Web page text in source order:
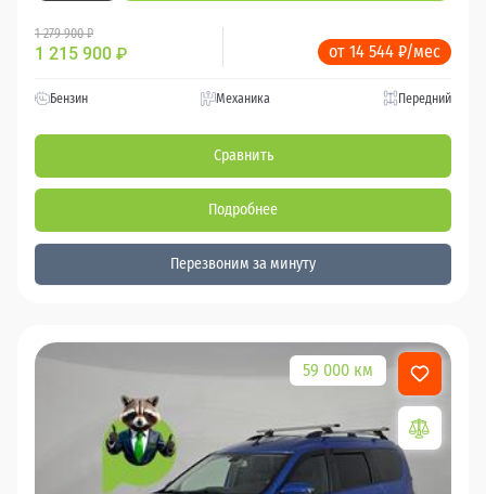
1 279 900 ₽
1 215 900 ₽ от 14 544 ₽/мес
Бензин Механика Передний
Сравнить
Подробнее
Перезвоним за минуту
59 000 км